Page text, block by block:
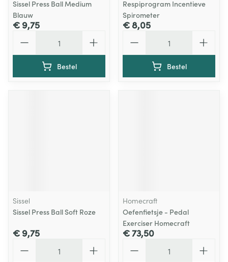
Sissel Press Ball Medium
Blauw
€ 9,75
Bestel
Respiprogram Incentieve
Spirometer
€ 8,05
Bestel
Sissel
Sissel Press Ball Soft Roze
€ 9,75
Homecraft
Oefenfietsje - Pedal
Exerciser Homecraft
€ 73,50